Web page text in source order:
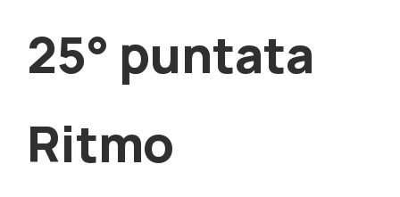
25° puntata
Ritmo